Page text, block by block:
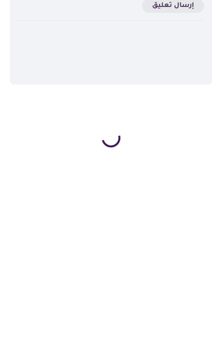
إرسال تعليق